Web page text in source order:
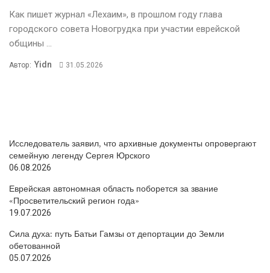
Кaк пишет журнaл «Лехaим», в прошлом году глава
городского совета Новогрудка при участии еврейской
общины ...
Автор: Yidn 31.05.2026
Исследователь заявил, что архивные документы опровергают
семейную легенду Сергея Юрского
06.08.2026
Еврейская автономная область поборется за звание
«Просветительский регион года»
19.07.2026
Сила духа: путь Батьи Гамзы от депортации до Земли
обетованной
05.07.2026